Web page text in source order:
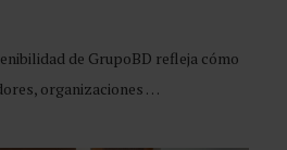
de GrupoBD refleja cómo
organizaciones …